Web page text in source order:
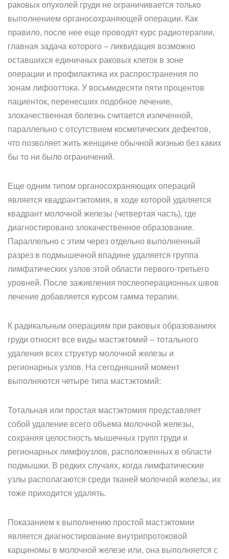
раковых опухолей груди не ограничивается только
выполнением органосохраняющей операции. Как
правило, после нее еще проводят курс радиотерапии,
главная задача которого – ликвидация возможно
оставшихся единичных раковых клеток в зоне
операции и профилактика их распространения по
зонам лифооттока. У восьмидесяти пяти процентов
пациенток, перенесших подобное лечение,
злокачественная болезнь считается излеченной,
параллельно с отсутствием косметических дефектов,
что позволяет жить женщине обычной жизнью без каких
бы то ни было ограничений.
Еще одним типом органосохраняющих операций
является квадрантэктомия, в ходе которой удаляется
квадрант молочной железы (четвертая часть), где
диагностировано злокачественное образование.
Параллельно с этим через отдельно выполненный
разрез в подмышечной впадине удаляется группа
лимфатических узлов этой области первого-третьего
уровней. После заживления послеоперационных швов
лечение добавляется курсом гамма терапии.
К радикальным операциям при раковых образованиях
груди относят все виды мастэктомий – тотального
удаления всех структур молочной железы и
регионарных узлов. На сегодняшний момент
выполняются четыре типа мастэктомий:
Тотальная или простая мастэктомия представляет
собой удаление всего объема молочной железы,
сохраняя целостность мышечных групп груди и
регионарных лимфоузлов, расположенных в области
подмышки. В редких случаях, когда лимфатические
узлы располагаются среди тканей молочной железы, их
тоже приходится удалять.
Показанием к выполнению простой мастэктомии
является диагностирование внутрипротоковой
карциномы в молочной железе или, она выполняется с